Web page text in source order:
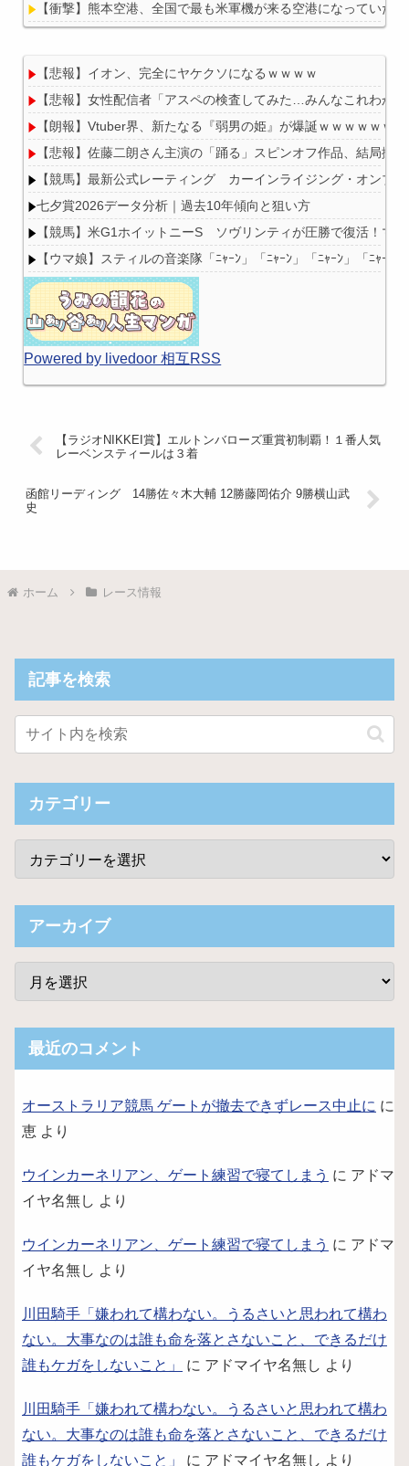
【衝撃】熊本空港、全国で最も米軍機が来る空港になっていた
Powered by livedoor 相互RSS
【悲報】イオン、完全にヤケクソになるｗｗｗｗ
【悲報】女性配信者「アスペの検査してみた…みんなこれわか
【朗報】Vtuber界、新たなる『弱男の姫』が爆誕ｗｗｗｗｗｗ
【悲報】佐藤二朗さん主演の「踊る」スピンオフ作品、結局撮
【競馬】最新公式レーティング カーインライジング・オン
七夕賞2026データ分析｜過去10年傾向と狙い方
【競馬】米G1ホイットニーS ソヴリンティが圧勝で復活！マ
【ウマ娘】スティルの音楽隊「ﾆｬｰﾝ」「ﾆｬｰﾝ」「ﾆｬｰﾝ」「ﾆｬｰﾝ?
Powered by livedoor 相互RSS
【ラジオNIKKEI賞】エルトンバローズ重賞初制覇！１番人気
レーベンスティールは３着
函館リーディング 14勝佐々木大輔 12勝藤岡佑介 9勝横山武
史
ホーム レース情報
記事を検索
カテゴリー
アーカイブ
最近のコメント
オーストラリア競馬 ゲートが撤去できずレース中止に に
恵 より
ウインカーネリアン、ゲート練習で寝てしまう に アドマ
イヤ名無し より
ウインカーネリアン、ゲート練習で寝てしまう に アドマ
イヤ名無し より
川田騎手「嫌われて構わない。うるさいと思われて構わ
ない。大事なのは誰も命を落とさないこと、できるだけ
誰もケガをしないこと」
に アドマイヤ名無し より
川田騎手「嫌われて構わない。うるさいと思われて構わ
ない。大事なのは誰も命を落とさないこと、できるだけ
誰もケガをしないこと」
に アドマイヤ名無し より